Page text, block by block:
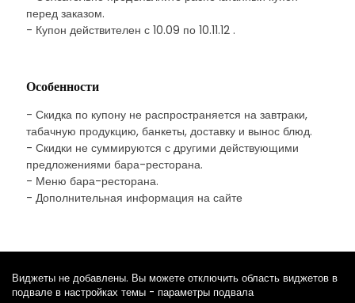
перед заказом.
- Купон действителен с 10.09 по 10.11.12 .
Особенности
- Скидка по купону не распространяется на завтраки,
табачную продукцию, банкеты, доставку и вынос блюд.
- Скидки не суммируются с другими действующими
предложениями бара-ресторана.
- Меню бара-ресторана.
- Дополнительная информация на сайте
Виджеты не добавлены. Вы можете отключить область виджетов в
подвале в настройках темы - параметры подвала